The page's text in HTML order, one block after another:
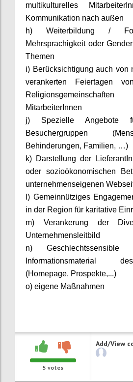
multikulturelles
Kommunikation nach außen
h) Weiterbildung /
Mehrsprachigkeit oder
Themen
i) Berücksichtigung auch von
verankerten Feiertagen
MitarbeiterInnen
j) Spezielle Angebote
Besuchergruppen
Behinderungen, Familien, …)
k) Darstellung der
oder sozioökonomischen
unternehmenseigenen
l) Gemeinnütziges
in der Region für karitative
m) Verankerung der
Unternehmensleitbild
n)
Informationsmaterial
(Homepage, Prospekte,...)
o) eigene Maßnahmen
5 votes
Add/View